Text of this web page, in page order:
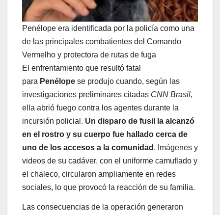
Penélope era identificada por la policía como una
de las principales combatientes del Comando
Vermelho y protectora de rutas de fuga
El enfrentamiento que resultó fatal
para Penélope se produjo cuando, según las
investigaciones preliminares citadas CNN Brasil,
ella abrió fuego contra los agentes durante la
incursión policial. Un disparo de fusil la alcanzó
en el rostro y su cuerpo fue hallado cerca de
uno de los accesos a la comunidad . Imágenes y
videos de su cadáver, con el uniforme camuflado y
el chaleco, circularon ampliamente en redes
sociales, lo que provocó la reacción de su familia.
Las consecuencias de la operación generaron